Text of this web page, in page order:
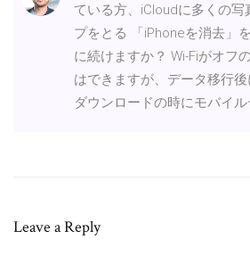
ている方、iCloudに多くの写
プをとる 「iPhoneを消去」
に続けますか？ Wi-Fiがオフ
はできますが、データ移行
ダウンロードの時にモバイル
Leave a Reply